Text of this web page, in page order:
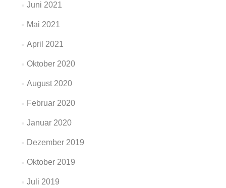
Juni 2021
Mai 2021
April 2021
Oktober 2020
August 2020
Februar 2020
Januar 2020
Dezember 2019
Oktober 2019
Juli 2019